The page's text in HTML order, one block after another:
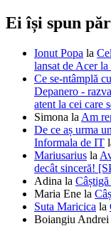
Ei își spun
Ionut Popa la
lansat de Acer
Ce se-ntâmplă
Depanero -
atent la cei care
Simona la Am
De ce aș urma
Informala de IT
Mariusarius la
decât sinceră!
Adina la
Maria Ene la
Suta Maricica la
Boiangiu Andrei